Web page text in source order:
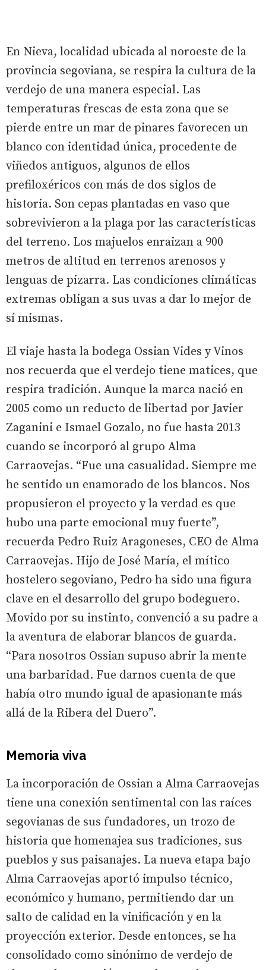
En Nieva, localidad ubicada al noroeste de la
provincia segoviana, se respira la cultura de la
verdejo de una manera especial. Las
temperaturas frescas de esta zona que se
pierde entre un mar de pinares favorecen un
blanco con identidad única, procedente de
viñedos antiguos, algunos de ellos
prefiloxéricos con más de dos siglos de
historia. Son cepas plantadas en vaso que
sobrevivieron a la plaga por las características
del terreno. Los majuelos enraizan a 900
metros de altitud en terrenos arenosos y
lenguas de pizarra. Las condiciones climáticas
extremas obligan a sus uvas a dar lo mejor de
sí mismas.
El viaje hasta la bodega Ossian Vides y Vinos
nos recuerda que el verdejo tiene matices, que
respira tradición. Aunque la marca nació en
2005 como un reducto de libertad por Javier
Zaganini e Ismael Gozalo, no fue hasta 2013
cuando se incorporó al grupo Alma
Carraovejas. “Fue una casualidad. Siempre me
he sentido un enamorado de los blancos. Nos
propusieron el proyecto y la verdad es que
hubo una parte emocional muy fuerte”,
recuerda Pedro Ruiz Aragoneses, CEO de Alma
Carraovejas. Hijo de José María, el mítico
hostelero segoviano, Pedro ha sido una figura
clave en el desarrollo del grupo bodeguero.
Movido por su instinto, convenció a su padre a
la aventura de elaborar blancos de guarda.
“Para nosotros Ossian supuso abrir la mente
una barbaridad. Fue darnos cuenta de que
había otro mundo igual de apasionante más
allá de la Ribera del Duero”.
Memoria viva
La incorporación de Ossian a Alma Carraovejas
tiene una conexión sentimental con las raíces
segovianas de sus fundadores, un trozo de
historia que homenajea sus tradiciones, sus
pueblos y sus paisanajes. La nueva etapa bajo
Alma Carraovejas aportó impulso técnico,
económico y humano, permitiendo dar un
salto de calidad en la vinificación y en la
proyección exterior. Desde entonces, se ha
consolidado como sinónimo de verdejo de